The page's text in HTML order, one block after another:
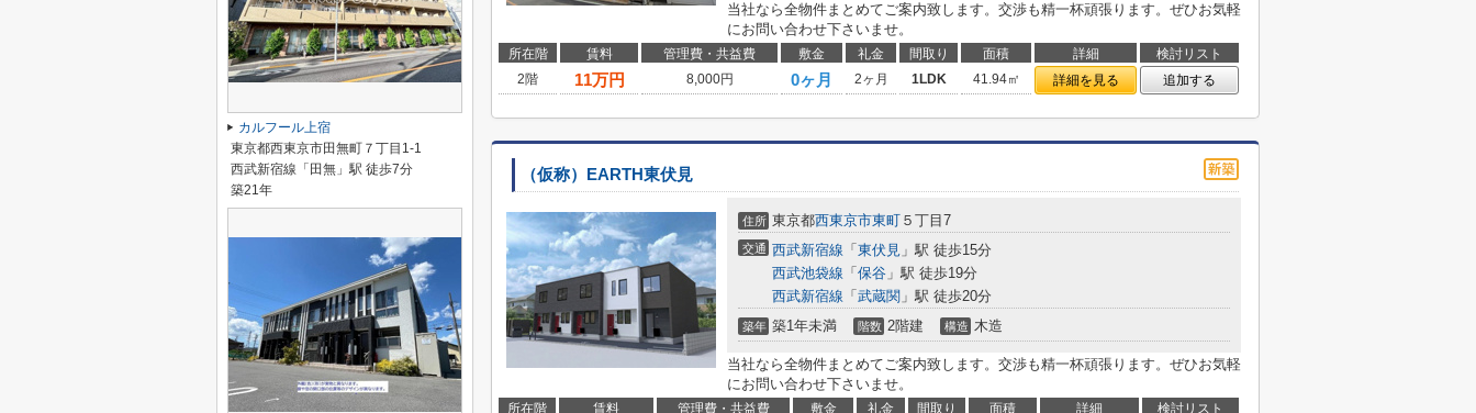
当社なら全物件まとめてご案内致します。交渉も精一杯頑張ります。ぜひお気軽
にお問い合わせ下さいませ。
所在階 賃料 管理費・共益費 敷金 礼金 間取り 面積 詳細
検討リスト
2階
11万円 8,000円 0ヶ月 2ヶ月 1LDK 41.94㎡ 詳細を見る 追加する
（仮称）EARTH東伏見
住所 東京都西東京市東町 ５丁目7
交通 西武新宿線 「 東伏見 」駅 徒歩15分
西武池袋線 「 保谷 」駅 徒歩19分
西武新宿線 「 武蔵関 」駅 徒歩20分
築年 築1年未満 階数 2階建 構造 木造
当社なら全物件まとめてご案内致します。交渉も精一杯頑張ります。ぜひお気軽
にお問い合わせ下さいませ。
所在階 賃料 管理費・共益費 敷金 礼金 間取り 面積 詳細 検討リスト
カルフール上宿
東京都西東京市田無町７丁目1-1
西武新宿線「田無」駅 徒歩7分
築21年